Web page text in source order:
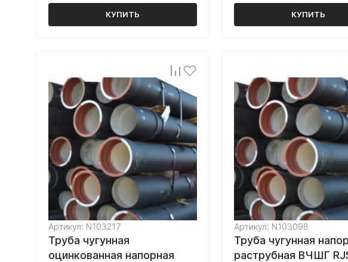
КУПИТЬ КУПИТЬ
Артикул: N103217
Труба чугунная
оцинкованная напорная
Артикул: N103098
Труба чугунная
раструбная ВЧШГ